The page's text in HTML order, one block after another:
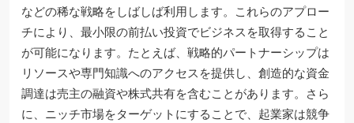
などの稀な戦略をしばしば利用します。これらのアプロー
チにより、最小限の前払い投資でビジネスを取得すること
が可能になります。たとえば、戦略的パートナーシップは
リソースや専門知識へのアクセスを提供し、創造的な資金
調達は売主の融資や株式共有を含むことがあります。さら
に、ニッチ市場をターゲットにすることで、起業家は競争